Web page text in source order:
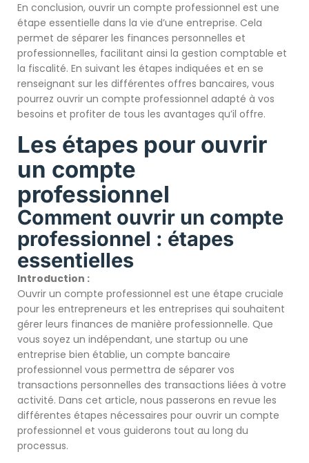
En conclusion, ouvrir un compte professionnel est une
étape essentielle dans la vie d’une entreprise. Cela
permet de séparer les finances personnelles et
professionnelles, facilitant ainsi la gestion comptable et
la fiscalité. En suivant les étapes indiquées et en se
renseignant sur les différentes offres bancaires, vous
pourrez ouvrir un compte professionnel adapté à vos
besoins et profiter de tous les avantages qu’il offre.
Les étapes pour ouvrir
un compte
professionnel
Comment ouvrir un compte
professionnel : étapes
essentielles
Introduction :
Ouvrir un compte professionnel est une étape cruciale
pour les entrepreneurs et les entreprises qui souhaitent
gérer leurs finances de manière professionnelle. Que
vous soyez un indépendant, une startup ou une
entreprise bien établie, un compte bancaire
professionnel vous permettra de séparer vos
transactions personnelles des transactions liées à votre
activité. Dans cet article, nous passerons en revue les
différentes étapes nécessaires pour ouvrir un compte
professionnel et vous guiderons tout au long du
processus.